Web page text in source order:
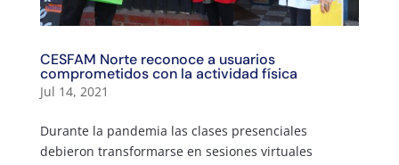
CESFAM Norte reconoce a usuarios
comprometidos con la actividad física
Jul 14, 2021
Durante la pandemia las clases presenciales
debieron transformarse en sesiones virtuales